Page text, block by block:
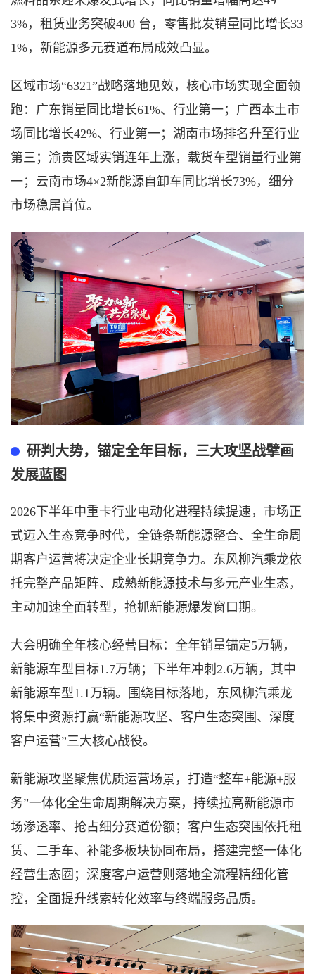
3%，租赁业务突破400 台，零售批发销量同比增长33
1%，新能源多元赛道布局成效凸显。
区域市场“6321”战略落地见效，核心市场实现全面领
跑：广东销量同比增长61%、行业第一；广西本土市
场同比增长42%、行业第一；湖南市场排名升至行业
第三；渝贵区域实销连年上涨，载货车型销量行业第
一；云南市场4×2新能源自卸车同比增长73%，细分
市场稳居首位。
研判大势，锚定全年目标，三大攻坚战擘画
发展蓝图
2026下半年中重卡行业电动化进程持续提速，市场正
式迈入生态竞争时代，全链条新能源整合、全生命周
期客户运营将决定企业长期竞争力。东风柳汽乘龙依
托完整产品矩阵、成熟新能源技术与多元产业生态，
主动加速全面转型，抢抓新能源爆发窗口期。
大会明确全年核心经营目标： 全年销量锚定5万辆，
新能源车型目标1.7万辆；下半年冲刺2.6万辆，其中
新能源车型1.1万辆。围绕目标落地，东风柳汽乘龙
将集中资源打赢“新能源攻坚、客户生态突围、深度
客户运营”三大核心战役。
新能源攻坚聚焦优质运营场景，打造“整车+能源+服
务”一体化全生命周期解决方案，持续拉高新能源市
场渗透率、抢占细分赛道份额；客户生态突围依托租
赁、二手车、补能多板块协同布局，搭建完整一体化
经营生态圈；深度客户运营则落地全流程精细化管
控，全面提升线索转化效率与终端服务品质。